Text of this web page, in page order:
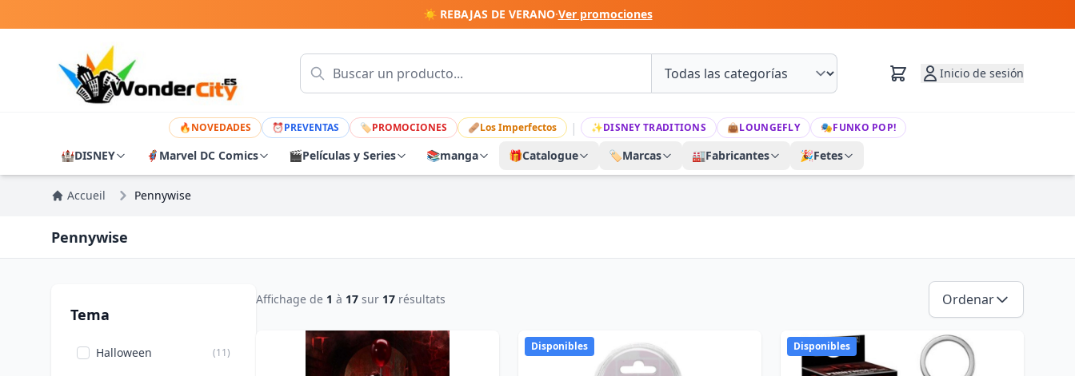
☀️ REBAJAS DE VERANO·Ver promociones
Inicio de sesión
🔥NOVEDADES ⏰PREVENTAS 🏷PROMOCIONES 🩹Los Imperfectos | ✨DISNEY TRADITIONS 👜LOUNGEFLY 🎭FUNKO POP!
🏰DISNEY 🦸 Marvel DC Comics 🎬Películas y Series 📚manga 🎁Catalogue 🏷️Marcas 🏭Fabricantes 🎉Fetes
Accueil Pennywise
Pennywise
Tema
Halloween (11)
Affichage de 1 à 17 sur 17 résultats Ordenar
Disponibles Disponibles